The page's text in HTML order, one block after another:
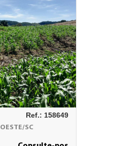
Ref.: 158649
SC